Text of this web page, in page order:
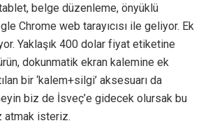
belge düzenleme, önyüklü
Chrome web tarayıcısı ile geliyor. Ek
Yaklaşık 400 dolar fiyat etiketine
dokunmatik ekran kalemine ek
bir ‘kalem+silgi’ aksesuarı da
biz de İsveç’e gidecek olursak bu
atmak isteriz.